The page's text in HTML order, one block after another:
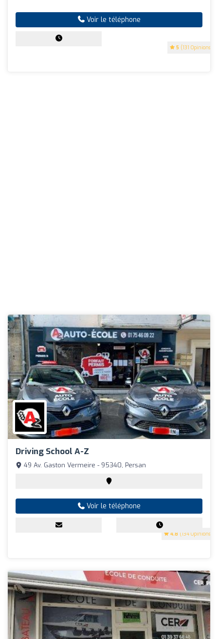
5 (131 Opinions)
Voir le téléphone
Driving School A-Z
4.8 (134 Opinions)
49 Av. Gaston Vermeire - 95340, Persan
Voir le téléphone